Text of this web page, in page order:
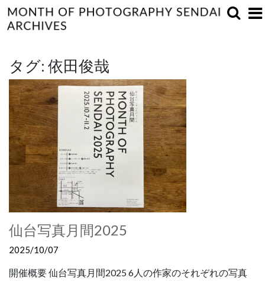
タグ: 依田俊哉
仙台写真月間2025
2025/10/07
開催概要 仙台写真月間2025 6人の作家のそれぞれの写真